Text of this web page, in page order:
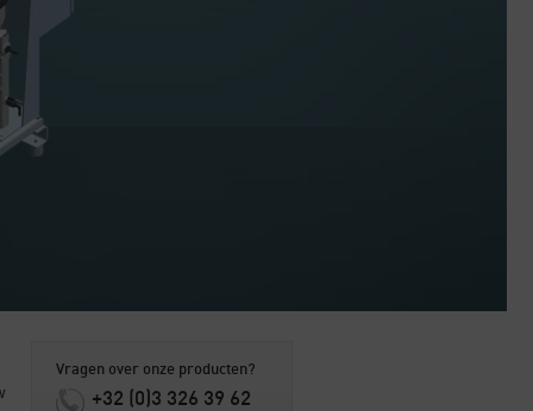
Vragen over onze producten?
+32 (0)3 326 39 62